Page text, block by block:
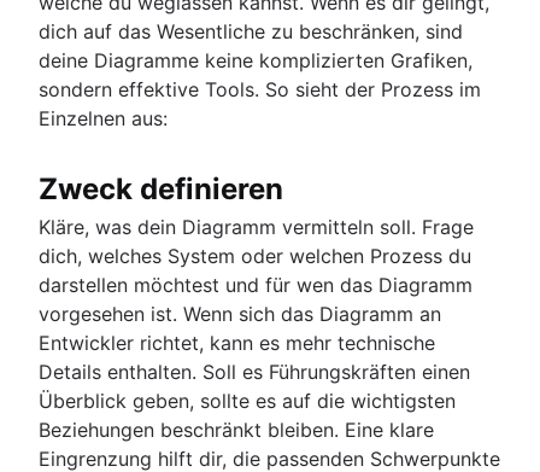
dich auf das Wesentliche zu beschränken, sind
deine Diagramme keine komplizierten Grafiken,
sondern effektive Tools. So sieht der Prozess im
Einzelnen aus:
Zweck definieren
Kläre, was dein Diagramm vermitteln soll. Frage
dich, welches System oder welchen Prozess du
darstellen möchtest und für wen das Diagramm
vorgesehen ist. Wenn sich das Diagramm an
Entwickler richtet, kann es mehr technische
Details enthalten. Soll es Führungskräften einen
Überblick geben, sollte es auf die wichtigsten
Beziehungen beschränkt bleiben. Eine klare
Eingrenzung hilft dir, die passenden Schwerpunkte